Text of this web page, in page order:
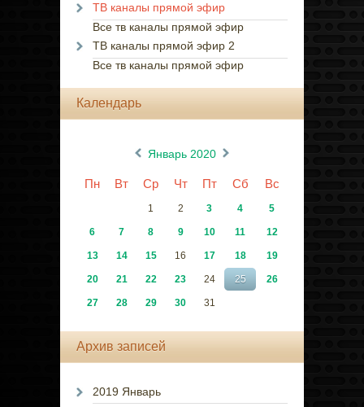
ТВ каналы прямой эфир
Все тв каналы прямой эфир
ТВ каналы прямой эфир 2
Все тв каналы прямой эфир
Календарь
Январь 2020
Пн Вт Ср Чт Пт Сб Вс
1 2 3 4 5
6 7 8 9 10 11 12
13 14 15 16 17 18 19
20 21 22 23 24 25 26
27 28 29 30 31
Архив записей
2019 Январь